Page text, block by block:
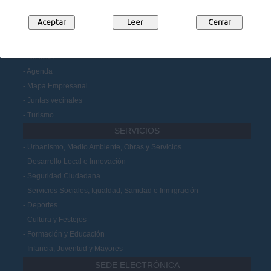
Participación Ciudadana
Noticias
Agenda
Mapa Empresarial
Juntas vecinales
Turismo
SERVICIOS
Urbanismo, Medio Ambiente, Obras y Servicios
Desarrollo Local e Innovación
Seguridad Ciudadana
Servicios Sociales, Igualdad, Sanidad e Inmigración
Deportes
Cultura y Festejos
Formación y Educación
Infancia, Juventud y Mayores
SEDE ELECTRÓNICA